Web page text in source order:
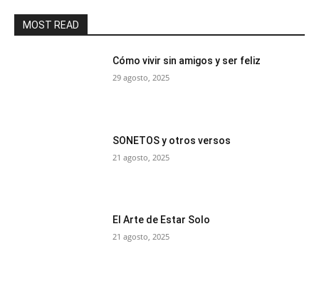
MOST READ
Cómo vivir sin amigos y ser feliz
29 agosto, 2025
SONETOS y otros versos
21 agosto, 2025
El Arte de Estar Solo
21 agosto, 2025